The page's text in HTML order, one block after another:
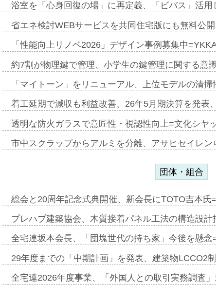
浴室を「心身回復の場」に再定義、「ビバス」活
省エネ検討WEBサービスを共同住宅版にも無料公
「性能向上リノベ2026」デザイン事例募集中
約7割が物理鍵で管理、小学生の鍵管理に関する意
「マイトーン」をリニューアル、上位モデルの清
着工延期で減収も利益改善、26年5月期決算を発表
透明な防火ガラスで意匠性・視認性向上=文化シヤ
市中スクラップからアルミを分離、アサヒセイレ
団体・組合
総会と20周年記念式典開催、新会長にTOTO吉本氏
プレハブ建築協会、木質接着パネル工法の構造設
全宅連坂本会長、「団塊世代の持ち家」今後を懸
29年度までの「中期計画」を発表、建築物LCCO2
全宅連2026年度事業、「外国人との取引実務調査